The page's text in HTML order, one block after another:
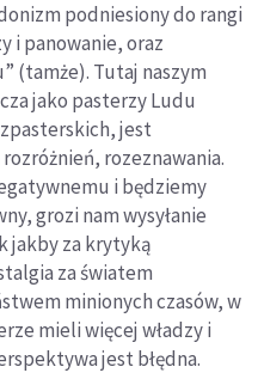
podniesiony do rangi
i panowanie, oraz
(tamże). Tutaj naszym
jako pasterzy Ludu
jest
rozeznawania.
i będziemy
grozi nam wysyłanie
jakby za krytyką
za światem
minionych czasów, w
mieli więcej władzy i
jest błędna.